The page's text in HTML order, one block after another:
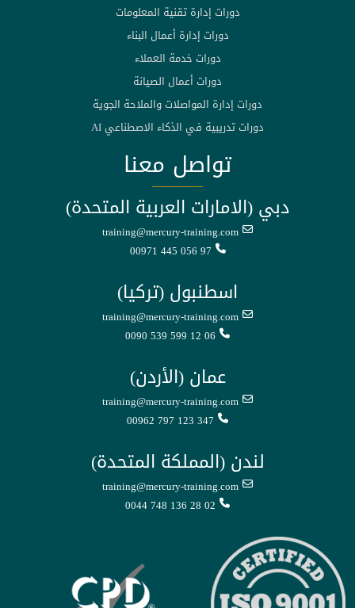
دورات إدارة تقنية المعلومات
دورات إدارة أعمال البناء
دورات خدمة العملاء
دورات أعمال الصيانة
دورات إدارة المواصلات والملاحة الجوية
دورات تدريبية في الذكاء الاصطناعي AI
تواصل معنا
دبي (الامارات العربية المتحدة)
training@mercury-training.com
00971 445 056 97
اسطنبول (تركيا)
training@mercury-training.com
0090 539 599 12 06
عمان (الأردن)
training@mercury-training.com
00962 797 123 347
لندن (المملكة المتحدة)
training@mercury-training.com
0044 748 136 28 02